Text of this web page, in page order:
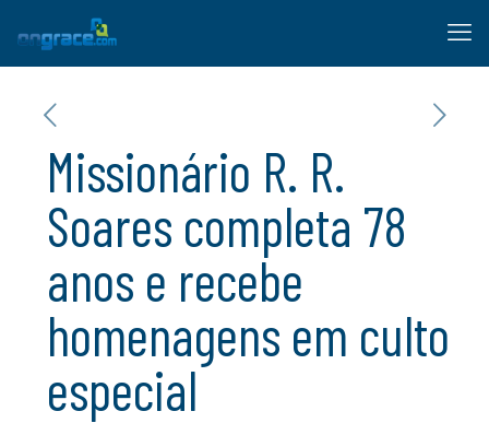
Missionário R. R.
Soares completa 78
anos e recebe
homenagens em culto
especial